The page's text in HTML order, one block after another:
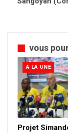
vous
A LA UNE
Projet